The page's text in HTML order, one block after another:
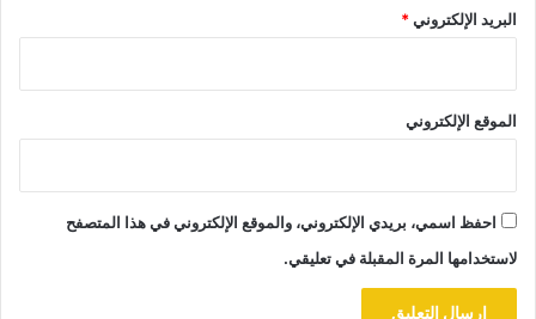
البريد الإلكتروني*
الموقع الإلكتروني
احفظ اسمي، بريدي الإلكتروني، والموقع الإلكتروني في هذا المتصفح
لاستخدامها المرة المقبلة في تعليقي.